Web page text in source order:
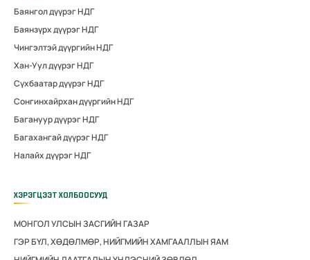
Баянгол дүүрэг НДГ
Баянзүрх дүүрэг НДГ
Чингэлтэй дүүргийн НДГ
Хан-Уул дүүрэг НДГ
Сүхбаатар дүүрэг НДГ
Сонгинхайрхан дүүргийн НДГ
Багануур дүүрэг НДГ
Багахангай дүүрэг НДГ
Налайх дүүрэг НДГ
ХЭРЭГЦЭЭТ ХОЛБООСУУД
МОНГОЛ УЛСЫН ЗАСГИЙН ГАЗАР
ГЭР БҮЛ, ХӨДӨЛМӨР, НИЙГМИЙН ХАМГААЛЛЫН ЯАМ